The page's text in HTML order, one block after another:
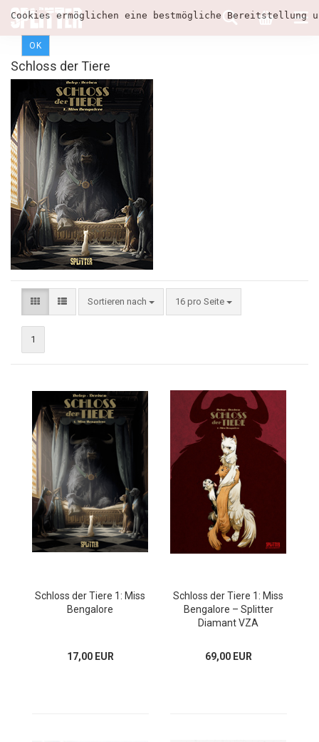
Cookies ermöglichen eine bestmögliche
OK
Schloss der Tiere
Sortieren nach 16 pro Seite
1
Schloss der Tiere 1: Miss
Bengalore
17,00 EUR
Schloss der Tiere 1: Miss
Bengalore – Splitter
Diamant VZA
69,00 EUR